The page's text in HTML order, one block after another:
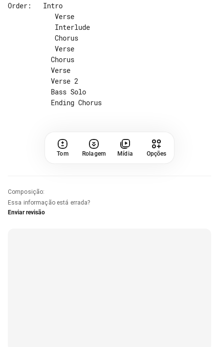
Order:   Intro
Tom Rolagem Mídia Opções
Composição:
Essa informação está errada?
Enviar revisão